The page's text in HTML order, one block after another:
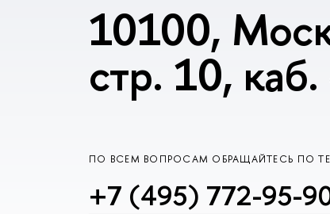
10100,
стр. 10,
ПО ВСЕМ ВОПРОСАМ ОБРАЩАЙТЕСЬ ПО
+7 (495) 772-95-